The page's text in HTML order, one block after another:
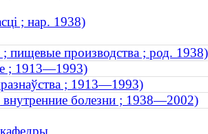
; нар. 1938)
пищевые производства ; род. 1938)
; 1913—1993)
; 1913—1993)
болезни ; 1938—2002)